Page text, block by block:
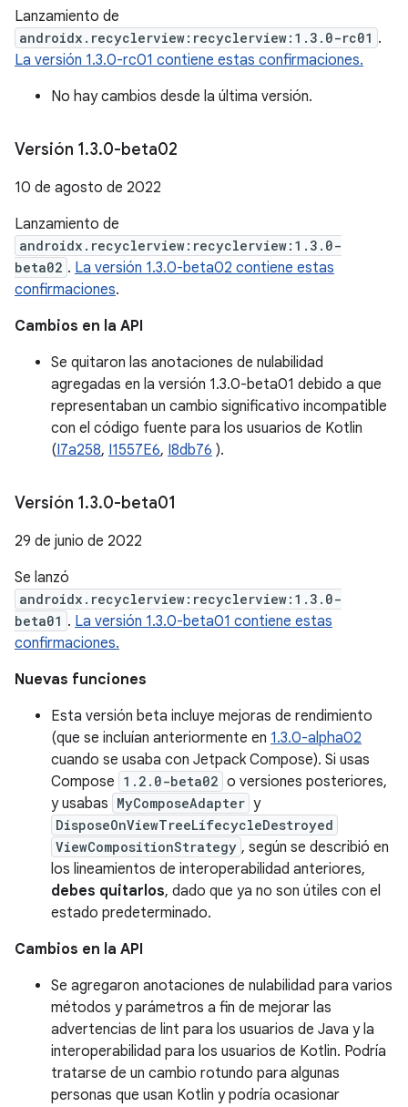
Lanzamiento de
androidx.recyclerview:recyclerview:1.3.0-rc01 .
La versión 1.3.0-rc01 contiene estas confirmaciones.
No hay cambios desde la última versión.
Versión 1.3.0-beta02
10 de agosto de 2022
Lanzamiento de
androidx.recyclerview:recyclerview:1.3.0-
beta02 . La versión 1.3.0-beta02 contiene estas
confirmaciones.
Cambios en la API
Se quitaron las anotaciones de nulabilidad
agregadas en la versión 1.3.0-beta01 debido a que
representaban un cambio significativo incompatible
con el código fuente para los usuarios de Kotlin
(I7a258, I1557E6, I8db76 ).
Versión 1.3.0-beta01
29 de junio de 2022
Se lanzó
androidx.recyclerview:recyclerview:1.3.0-
beta01 . La versión 1.3.0-beta01 contiene estas
confirmaciones.
Nuevas funciones
Esta versión beta incluye mejoras de rendimiento
(que se incluían anteriormente en 1.3.0-alpha02
cuando se usaba con Jetpack Compose). Si usas
Compose 1.2.0-beta02 o versiones posteriores,
y usabas MyComposeAdapter y
DisposeOnViewTreeLifecycleDestroyed
ViewCompositionStrategy , según se describió en
los lineamientos de interoperabilidad anteriores,
debes quitarlos, dado que ya no son útiles con el
estado predeterminado.
Cambios en la API
Se agregaron anotaciones de nulabilidad para varios
métodos y parámetros a fin de mejorar las
advertencias de lint para los usuarios de Java y la
interoperabilidad para los usuarios de Kotlin. Podría
tratarse de un cambio rotundo para algunas
personas que usan Kotlin y podría ocasionar